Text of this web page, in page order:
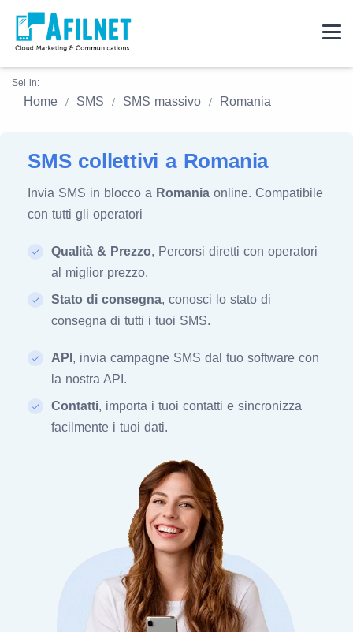
Sei in:
Home SMS SMS massivo Romania
SMS collettivi a Romania
Invia SMS in blocco a Romania online. Compatibile
con tutti gli operatori
Qualità & Prezzo, Percorsi diretti con operatori
al miglior prezzo.
Stato di consegna, conosci lo stato di
consegna di tutti i tuoi SMS.
API , invia campagne SMS dal tuo software con
la nostra API.
Contatti, importa i tuoi contatti e sincronizza
facilmente i tuoi dati.